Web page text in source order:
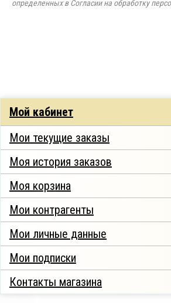
определенных в Согласии на обработку
Мой кабинет
Мои текущие заказы
Моя история заказов
Моя корзина
Мои контрагенты
Мои личные данные
Мои подписки
Контакты магазина